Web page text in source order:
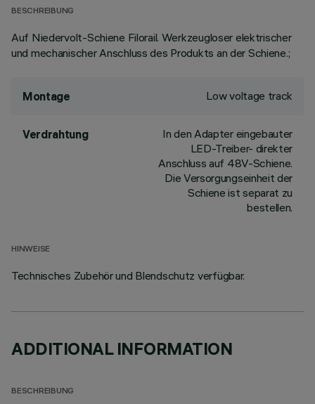
BESCHREIBUNG
Auf Niedervolt-Schiene Filorail. Werkzeugloser elektrischer
und mechanischer Anschluss des Produkts an der Schiene.;
Montage Low voltage track
Verdrahtung
In den Adapter eingebauter
LED-Treiber- direkter
Anschluss auf 48V-Schiene.
Die Versorgungseinheit der
Schiene ist separat zu
bestellen.
HINWEISE
Technisches Zubehör und Blendschutz verfügbar.
ADDITIONAL INFORMATION
BESCHREIBUNG